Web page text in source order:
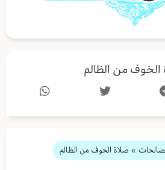
الخوف من الظالم
» صلاة الخوف من الظالم